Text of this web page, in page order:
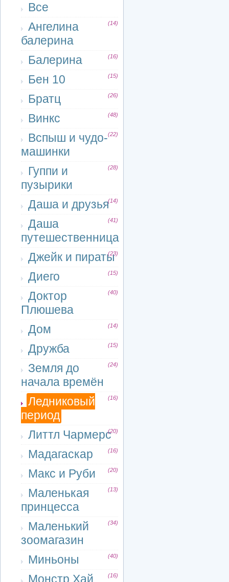
Все
Ангелина
балерина
(14)
Балерина (16)
Бен 10 (15)
Братц (26)
Винкс (48)
Вспыш и чудо-
машинки
(22)
Гуппи и
пузырики
(28)
Даша и друзья(14)
Даша
путешественница
(41)
Джейк и пираты
(23)
Диего (15)
Доктор
Плюшева
(40)
Дом (14)
Дружба (15)
Земля до
начала времён
(24)
Ледниковый
период
(16)
Литтл Чармерс(20)
Мадагаскар (16)
Макс и Руби (20)
Маленькая
принцесса
(13)
Маленький
зоомагазин
(34)
Миньоны (40)
Монстр Хай (16)